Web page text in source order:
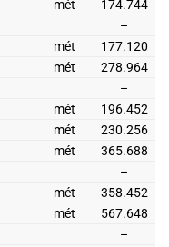
mét
174.744
–
mét
177.120
mét
278.964
–
mét
196.452
mét
230.256
mét
365.688
–
mét
358.452
mét
567.648
–